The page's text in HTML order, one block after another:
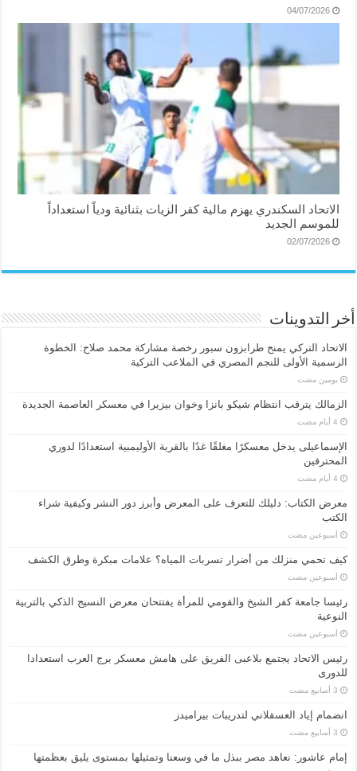
04/07/2026
الاتحاد السكندري يهزم مالية كفر الزيات بثنائية ودياً استعداداً
للموسم الجديد
02/07/2026
أخر التدوينات
الاتحاد التركي يمنح طرابزون سبور رخصة مشاركة محمد صلاح: الخطوة
الرسمية الأولى للنجم المصري في الملاعب التركية
‏يومين مضت
الزمالك يترقب انتظام شيكو بانزا وخوان بيزيرا في معسكر العاصمة الجديدة
الإسماعیلی یدخل معسكرًا مغلقًا غدًا بالقرية الأوليمبية استعدادًا لدوري
المحترفين
معرض الكتاب: دليلك للتعرف على المعرض وأبرز دور النشر وكيفية شراء
الكتب
‏أسبوعين مضت
كيف تحمي منزلك من أضرار تسربات المياه؟ علامات مبكرة وطرق الكشف
‏أسبوعين مضت
رئيسا جامعة كفر الشيخ والقومي للمرأة يفتتحان معرض النسيج الذكي بالتربية
النوعية
‏أسبوعين مضت
رئيس الاتحاد يجتمع بلاعبى الفريق على هامش معسكر برج العرب استعدادا
للدورى
انضمام إياد العسقلاني لتدريبات بيراميدز
إمام عاشور: نعاهد مصر ببذل ما في وسعنا وتمثيلها بمستوى يليق بعظمتها